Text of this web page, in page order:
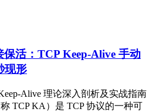
活：TCP Keep-Alive 手动
现形
Alive 理论深入剖析及实战指南
TCP KA）是 TCP 协议的一种可